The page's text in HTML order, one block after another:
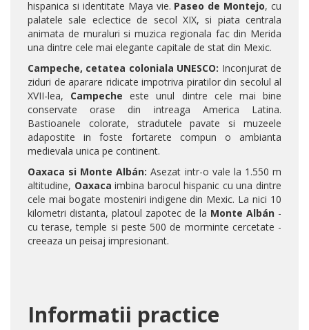
hispanica si identitate Maya vie. Paseo de Montejo, cu
palatele sale eclectice de secol XIX, si piata centrala
animata de muraluri si muzica regionala fac din Merida
una dintre cele mai elegante capitale de stat din Mexic.
Campeche, cetatea coloniala UNESCO: Inconjurat de
ziduri de aparare ridicate impotriva piratilor din secolul al
XVII-lea, Campecheeste unul dintre cele mai bine
conservate orase din intreaga America Latina.
Bastioanele colorate, stradutele pavate si muzeele
adapostite in foste fortarete compun o ambianta
medievala unica pe continent.
Oaxaca si Monte Albán: Asezat intr-o vale la 1.550 m
altitudine, Oaxaca imbina barocul hispanic cu una dintre
cele mai bogate mosteniri indigene din Mexic. La nici 10
kilometri distanta, platoul zapotec de la Monte Albán -
cu terase, temple si peste 500 de morminte cercetate -
creeaza un peisaj impresionant.
Informatii practice